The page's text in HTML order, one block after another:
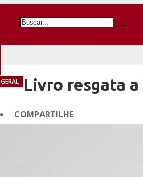
GERAL Livro resgata
COMPARTILHE